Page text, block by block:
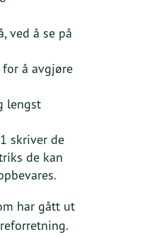
ved å se på
å avgjøre
lengst
skriver de
de kan
har gått ut